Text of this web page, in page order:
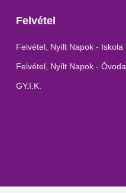
Felvétel
Felvétel, Nyílt Napok - Iskola
Felvétel, Nyílt Napok - Óvoda
GY.I.K.